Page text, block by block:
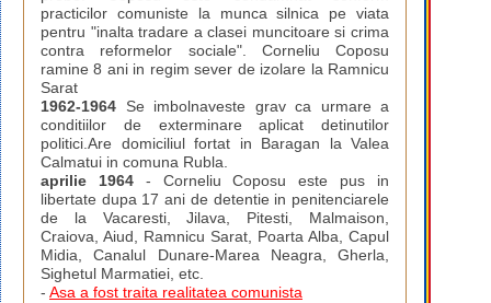
practicilor comuniste la munca silnica pe viata
pentru "inalta tradare a clasei muncitoare si crima
contra reformelor sociale". Corneliu Coposu
ramine 8 ani in regim sever de izolare la Ramnicu
Sarat
1962-1964 Se imbolnaveste grav ca urmare a
conditiilor de exterminare aplicat detinutilor
politici.Are domiciliul fortat in Baragan la Valea
Calmatui in comuna Rubla.
aprilie 1964- Corneliu Coposu este pus in
libertate dupa 17 ani de detentie in penitenciarele
de la Vacaresti, Jilava, Pitesti, Malmaison,
Craiova, Aiud, Ramnicu Sarat, Poarta Alba, Capul
Midia, Canalul Dunare-Marea Neagra, Gherla,
Sighetul Marmatiei, etc.
- Asa a fost traita realitatea comunista